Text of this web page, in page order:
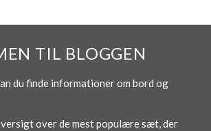
TIL BLOGGEN
du finde informationer om bord og
over de mest populære sæt, der